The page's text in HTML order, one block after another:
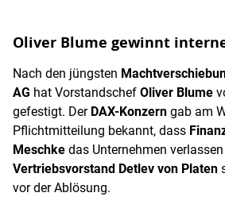
Oliver Blume gewinnt
Nach den jüngsten
AG hat Vorstandschef Oliver Blume
gefestigt. Der DAX-Konzern gab am
Pflichtmitteilung bekannt, dass
Meschke das Unternehmen
Vertriebsvorstand Detlev von Platen
vor der Ablösung.